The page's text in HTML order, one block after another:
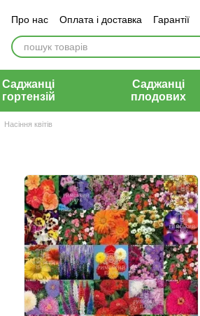
Про нас Оплата і доставка Гарантії
Відгуки
Контакти
Саджанці
гортензій
Саджанці
плодових
Насіння квітів